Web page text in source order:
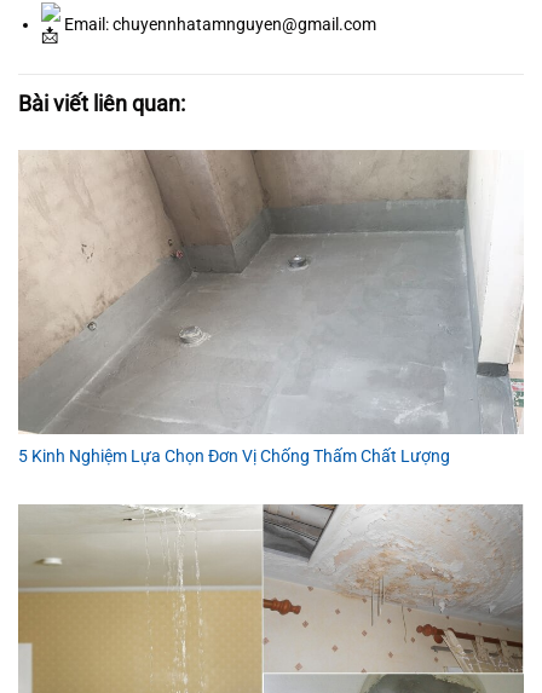
Email: chuyennhatamnguyen@gmail.com
Bài viết liên quan:
5 Kinh Nghiệm Lựa Chọn Đơn Vị Chống Thấm Chất Lượng